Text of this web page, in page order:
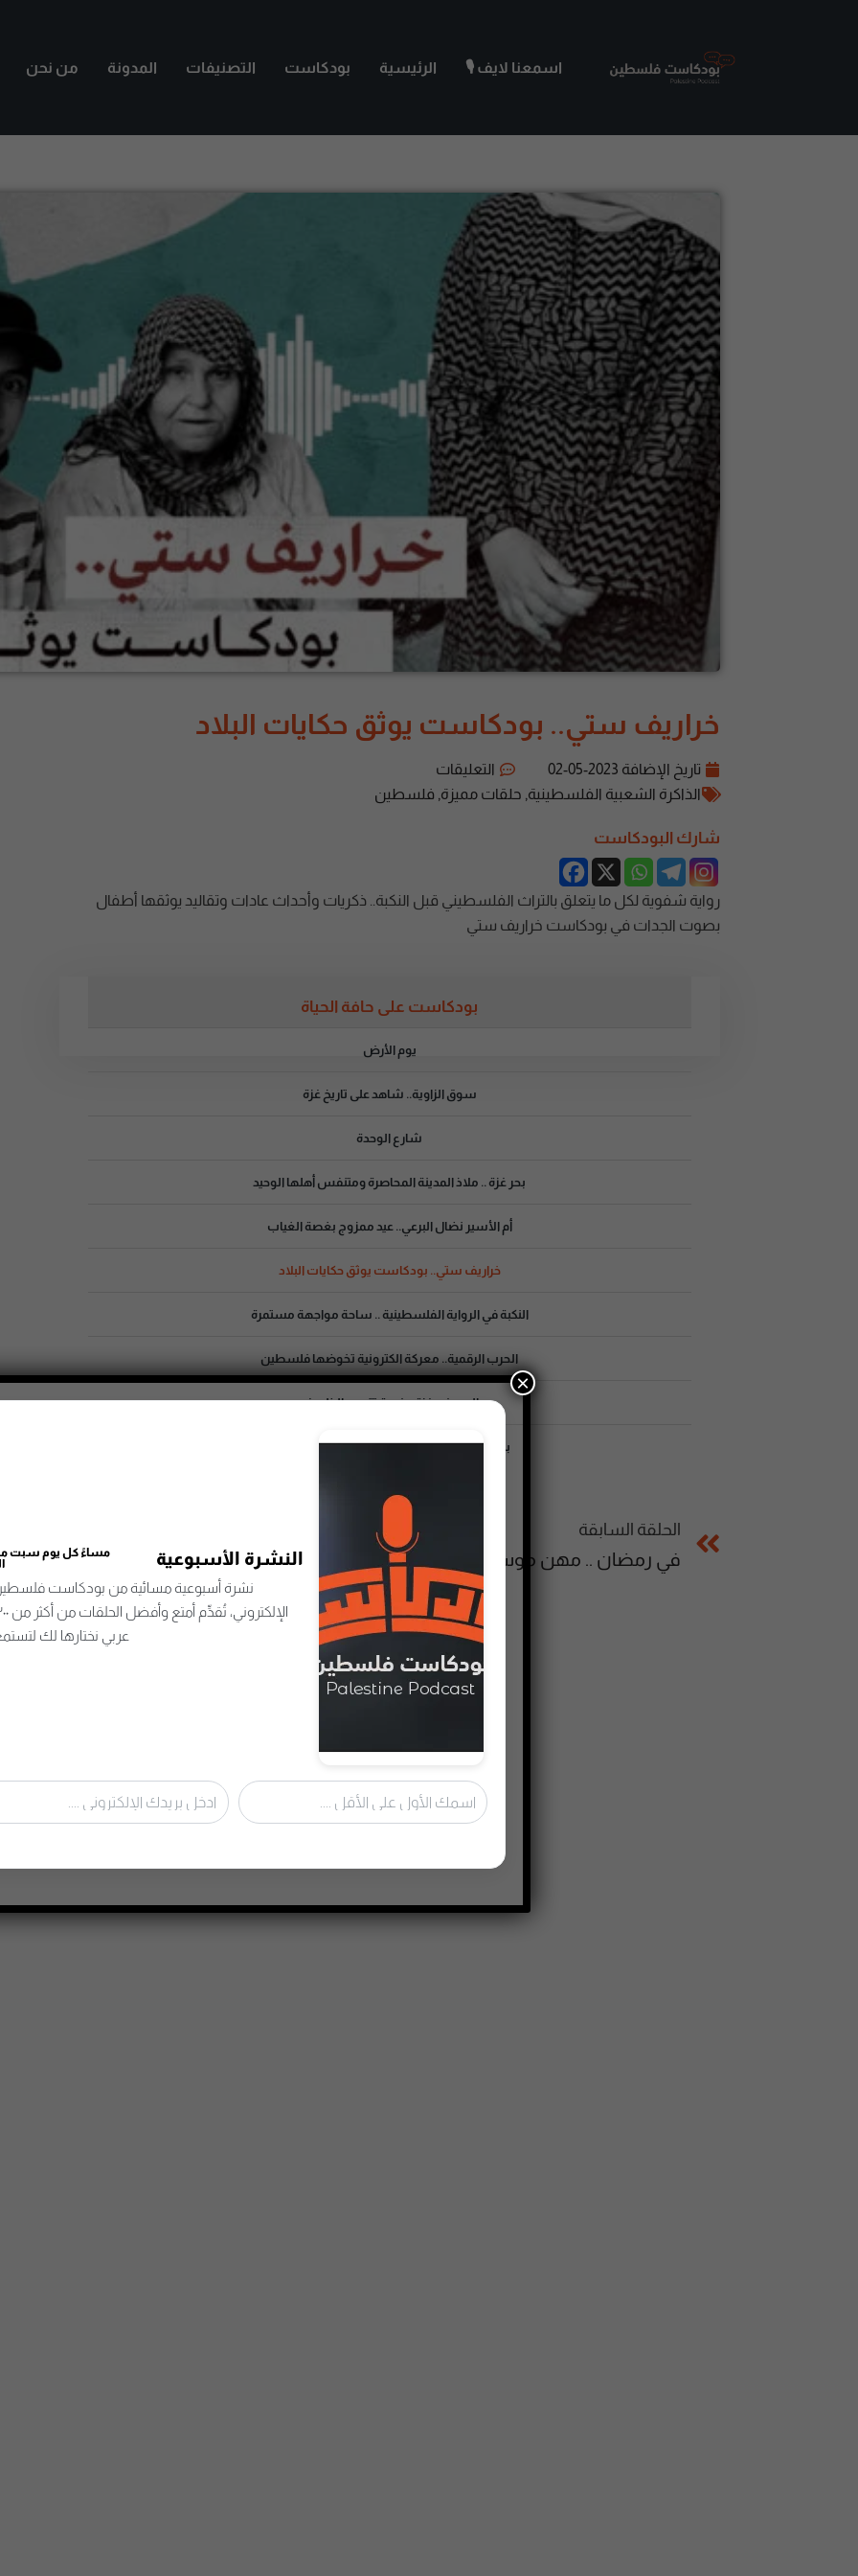
اسمعنا لايف 🎙️ الرئيسية بودكاست التصنيفات المدونة من نحن
خراريف ستي.. بودكاست يوثق حكايات البلاد
تاريخ الإضافة 2023-05-02
التعليقات
الذاكرة الشعبية الفلسطينية حلقات مميزة فلسطين
شارك البودكاست
رواية شفوية لكل ما يتعلق بالتراث الفلسطيني قبل النكبة.. ذكريات وأحداث عادات وتقاليد يوثقها أطفال
بصوت الجدات في بودكاست خراريف ستي
بودكاست على حافة الحياة
يوم الأرض
سوق الزاوية.. شاهد على تاريخ غزة
شارع الوحدة
بحر غزة .. ملاذ المدينة المحاصرة ومتنفس أهلها الوحيد
أم الأسير نضال البرعي.. عيد ممزوج بغصة الغياب
خراريف ستي.. بودكاست يوثق حكايات البلاد
النكبة في الرواية الفلسطينية .. ساحة مواجهة مستمرة
الحرب الرقمية.. معركة الكترونية تخوضها فلسطين
العيد في غزة .. فرحة تتحدى الظروف
بنات مدرسة القرية البدوية .. ورود على حدود غزة
الحلقة السابقة
في رمضان .. مهن موسمية تفتح باب رزق للعاطلين مسجد العجمي.. شاهد على تاريخ غزة القديمة النشرة الأسبوعية
مساءً كل يوم سبت من
نشرة أسبوعية مسائية من بودكاست
عربي نختارها لك
×